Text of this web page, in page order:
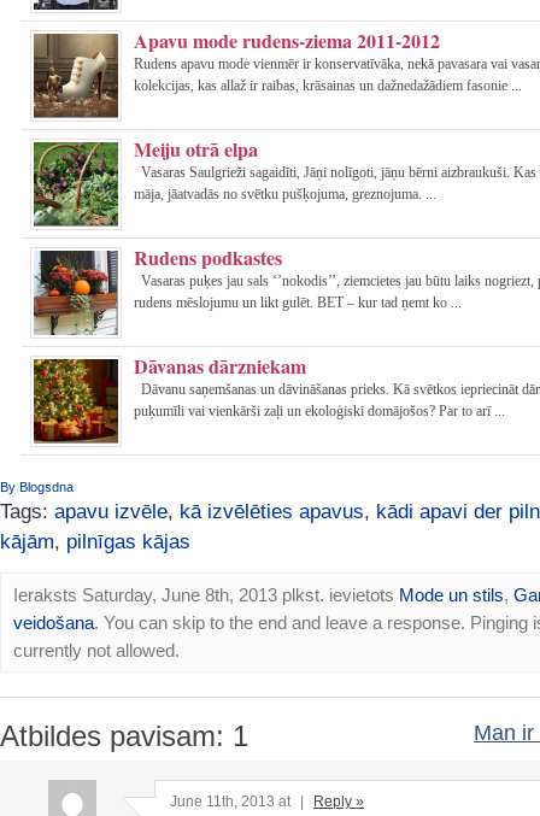
Apavu mode rudens-ziema 2011-2012
Rudens apavu mode vienmēr ir konservatīvāka, nekā pavasara vai
kolekcijas, kas allaž ir raibas, krāsainas un dažnedažādiem fasonie ...
Meiju otrā elpa
Vasaras Saulgrieži sagaidīti, Jāņi nolīgoti, jāņu bērni aizbraukuši. Kas
māja, jāatvadās no svētku pušķojuma, greznojuma. ...
Rudens podkastes
Vasaras puķes jau sals ‘’nokodis’’, ziemcietes jau būtu laiks nogriezt,
rudens mēslojumu un likt gulēt. BET – kur tad ņemt ko ...
Dāvanas dārzniekam
Dāvanu saņemšanas un dāvināšanas prieks. Kā svētkos iepriecināt
puķumīli vai vienkārši zaļi un ekoloģiski domājošos? Par to arī ...
By Blogsdna
Tags: apavu izvēle, kā izvēlēties apavus, kādi apavi der
kājām, pilnīgas kājas
Ieraksts Saturday, June 8th, 2013 plkst. ievietots Mode un stils,
veidošana. You can skip to the end and leave a response. Pinging
currently not allowed.
Atbildes pavisam: 1 Man ir
June 11th, 2013 at | Reply »